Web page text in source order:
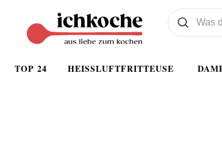
TOP 24 HEISSLUFTFRITTEUSE
Was wollen Sie
Suchen